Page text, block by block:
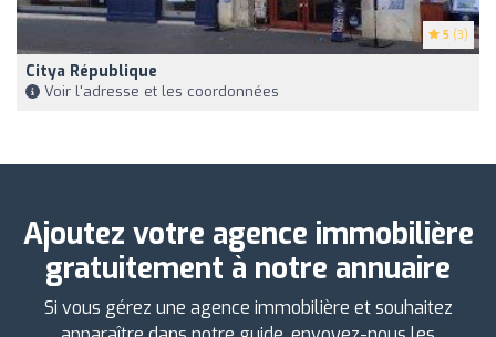
5 (3)
Citya République
Voir l'adresse et les coordonnées
Ajoutez votre agence immobilière
gratuitement à notre annuaire
Si vous gérez une agence immobilière et souhaitez